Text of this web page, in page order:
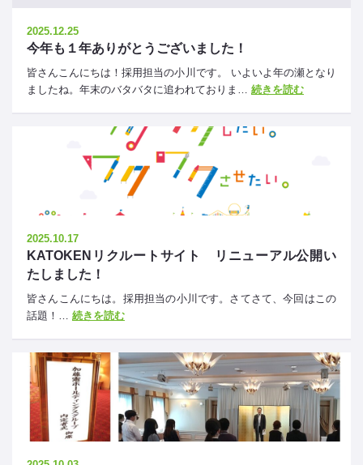
2025.12.25
今年も１年ありがとうございました！
皆さんこんにちは！採用担当の小川です。 いよいよ年の瀬となり
ましたね。年末のバタバタに追われておりま… 続きを読む
2025.10.17
KATOKENリクルートサイト リニューアル公開い
たしました！
皆さんこんにちは。採用担当の小川です。さてさて、今回はこの
話題！… 続きを読む